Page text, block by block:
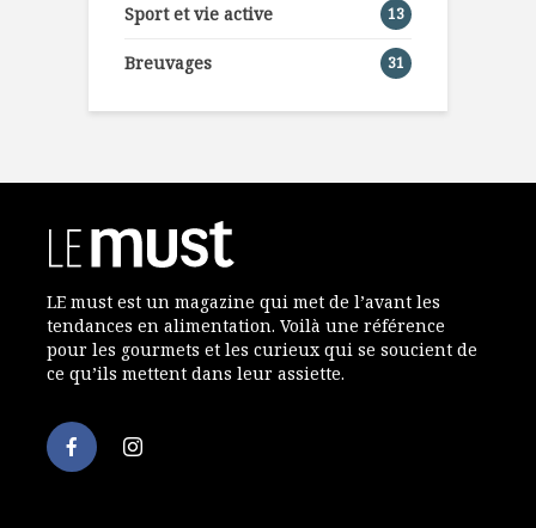
Sport et vie active 13
Breuvages 31
LE must est un magazine qui met de l’avant les
tendances en alimentation. Voilà une référence
pour les gourmets et les curieux qui se soucient de
ce qu’ils mettent dans leur assiette.